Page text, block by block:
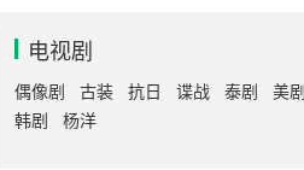
电视剧
偶像剧 古装 抗日 谍战 泰剧
美剧
韩剧
杨洋